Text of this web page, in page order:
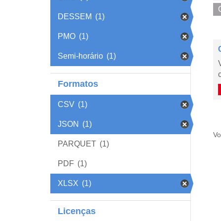
DESSEM (1)
PMO (1)
Semi-horário (1)
Formatos
CSV (1)
JSON (1)
PARQUET (1)
PDF (1)
XLSX (1)
Licenças